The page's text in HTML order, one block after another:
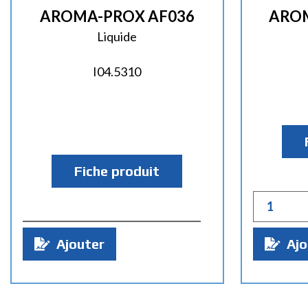
AROMA-PROX AF036
Liquide
I04.5310
Fiche produit
n
Ajouter